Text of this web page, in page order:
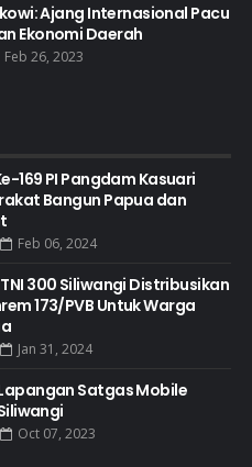
Ajang Internasional Pacu
Ekonomi Daerah
Feb 26, 2023
169 PI Pangdam Kasuari
Bangun Papua dan
Feb 06, 2024
300 Siliwangi Distribusikan
173/PVB Untuk Warga
Jan 31, 2024
Satgas Mobile
Oct 07, 2023